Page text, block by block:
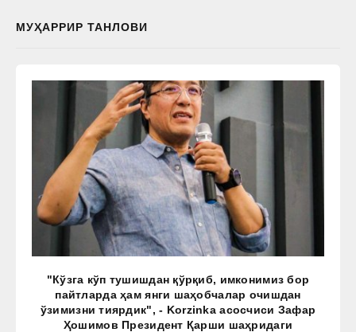
МУҲАРРИР ТАНЛОВИ
"Кўзга кўп тушишдан қўрқиб, имконимиз бор
пайтларда ҳам янги шаҳобчалар очишдан
ўзимизни тиярдик", - Korzinka асосчиси Зафар
Ҳошимов Президент Қарши шаҳридаги